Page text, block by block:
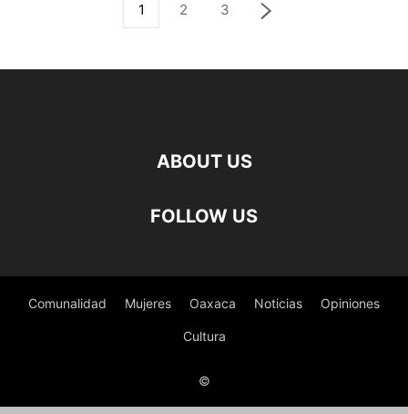
1 2 3
ABOUT US
FOLLOW US
Comunalidad Mujeres Oaxaca Noticias Opiniones
Cultura
©